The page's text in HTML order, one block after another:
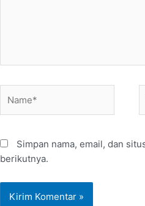
Simpan nama, email, dan
berikutnya.